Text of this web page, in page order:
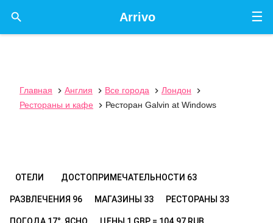
☰
Arrivo

Главная  Англия  Все города  Лондон

Рестораны и кафе
 Ресторан Galvin at Windows
ОТЕЛИ ДОСТОПРИМЕЧАТЕЛЬНОСТИ 63
РАЗВЛЕЧЕНИЯ 96 МАГАЗИНЫ 33 РЕСТОРАНЫ 33